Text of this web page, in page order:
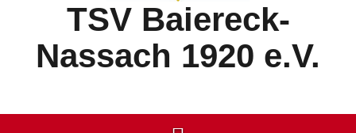
TSV Baiereck-
Nassach 1920 e.V.